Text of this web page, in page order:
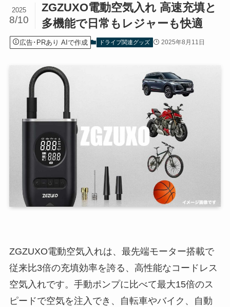
ZGZUXO電動空気入れ 高速充填と
多機能で日常もレジャーも快適
2025
8/10
広告･PRあり AIで作成 ドライブ関連グッズ 2025年8月11日
ZGZUXO電動空気入れは、最先端モーター搭載で
従来比3倍の充填効率を誇る、高性能なコードレス
空気入れです。手動ポンプに比べて最大15倍のス
ピードで空気を注入でき、自転車やバイク、自動